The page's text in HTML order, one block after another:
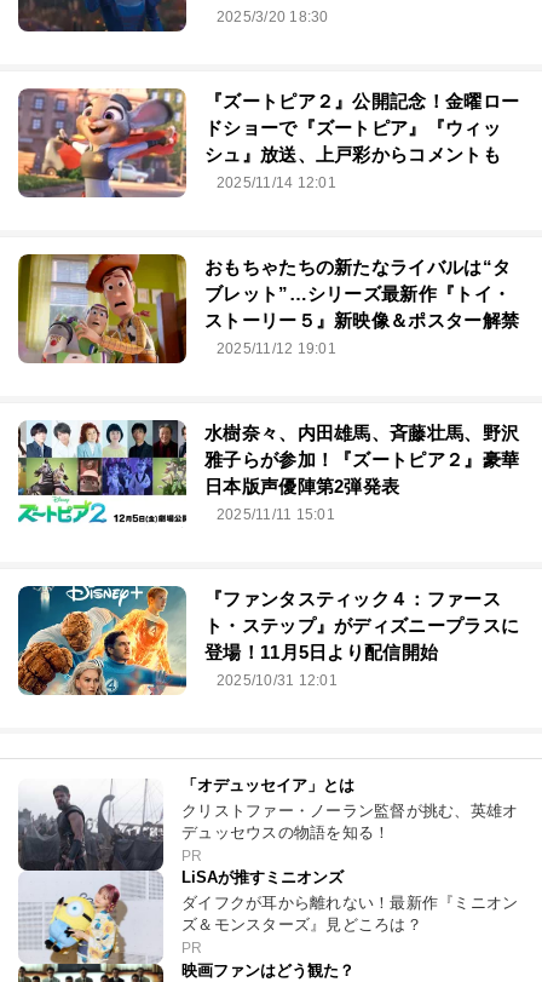
2025/3/20 18:30
『ズートピア２』公開記念！金曜ロー
ドショーで『ズートピア』『ウィッ
シュ』放送、上戸彩からコメントも
2025/11/14 12:01
おもちゃたちの新たなライバルは“タ
ブレット”…シリーズ最新作『トイ・
ストーリー５』新映像＆ポスター解禁
2025/11/12 19:01
水樹奈々、内田雄馬、斉藤壮馬、野沢
雅子らが参加！『ズートピア２』豪華
日本版声優陣第2弾発表
2025/11/11 15:01
『ファンタスティック４：ファース
ト・ステップ』がディズニープラスに
登場！11月5日より配信開始
2025/10/31 12:01
「オデュッセイア」とは
クリストファー・ノーラン監督が挑む、英雄オ
デュッセウスの物語を知る！
PR
LiSAが推すミニオンズ
ダイフクが耳から離れない！最新作『ミニオン
ズ＆モンスターズ』見どころは？
PR
映画ファンはどう観た？